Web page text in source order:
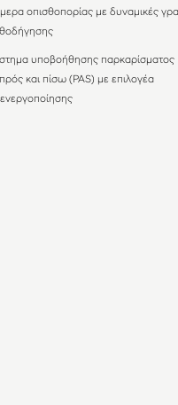
οπισθοπορίας με δυναμικές
υποβοήθησης παρκαρίσματος
και πίσω (PAS) με επιλογέα